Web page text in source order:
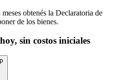
obtenés la Declaratoria de
de los bienes.
sin costos iniciales